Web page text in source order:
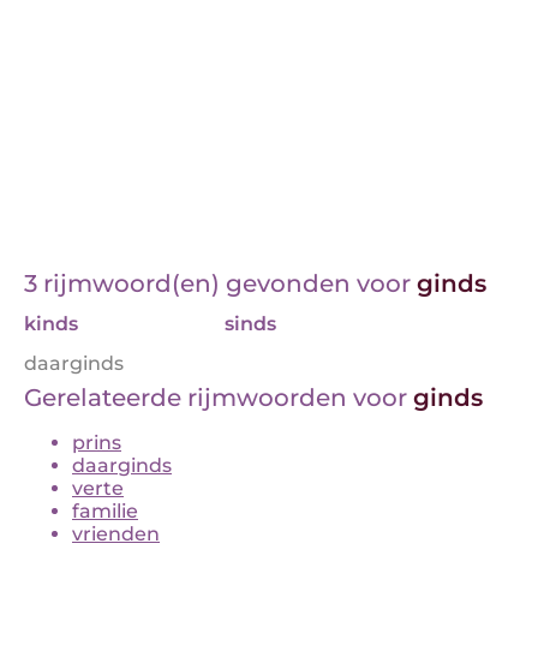
3 rijmwoord(en) gevonden voor ginds
kinds
sinds
daarginds
Gerelateerde rijmwoorden voor ginds
prins
daarginds
verte
familie
vrienden